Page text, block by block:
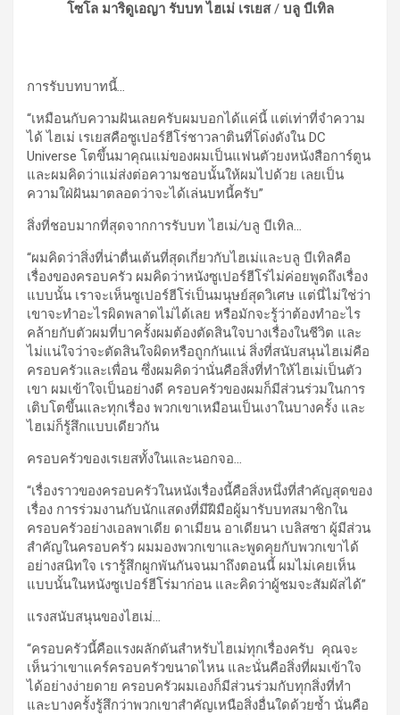
โซโล มาริดูเอญา รับบท ไฮเม่ เรเยส/บลู บีเทิล
การรับบทบาทนี้…
“เหมือนกับความฝันเลยครับผมบอกได้แค่นี้ แต่เท่าที่จำความ
ได้ ไฮเม่ เรเยสคือซูเปอร์ฮีโร่ชาวลาตินที่โด่งดังใน DC
Universe โตขึ้นมาคุณแม่ของผมเป็นแฟนตัวยงหนังสือการ์ตูน
และผมคิดว่าแม่ส่งต่อความชอบนั้นให้ผมไปด้วย เลยเป็น
ความใฝ่ฝันมาตลอดว่าจะได้เล่นบทนี้ครับ”
สิ่งที่ชอบมากที่สุดจากการรับบท ไฮเม่/บลู บีเทิล…
“ผมคิดว่าสิ่งที่น่าตื่นเต้นที่สุดเกี่ยวกับไฮเม่และบลู บีเทิลคือ
เรื่องของครอบครัว ผมคิดว่าหนังซูเปอร์ฮีโร่ไม่ค่อยพูดถึงเรื่อง
แบบนั้น เราจะเห็นซูเปอร์ฮีโร่เป็นมนุษย์สุดวิเศษ แต่นี่ไม่ใช่ว่า
เขาจะทำอะไรผิดพลาดไม่ได้เลย หรือมักจะรู้ว่าต้องทำอะไร
คล้ายกับตัวผมที่บาครั้งผมต้องตัดสินใจบางเรื่องในชีวิต และ
ไม่แน่ใจว่าจะตัดสินใจผิดหรือถูกกันแน่ สิ่งที่สนับสนุนไฮเม่คือ
ครอบครัวและเพื่อน ซึ่งผมคิดว่านั่นคือสิ่งที่ทำให้ไฮเม่เป็นตัว
เขา ผมเข้าใจเป็นอย่างดี ครอบครัวของผมก็มีส่วนร่วมในการ
เติบโตขึ้นและทุกเรื่อง พวกเขาเหมือนเป็นเงาในบางครั้ง และ
ไฮเม่ก็รู้สึกแบบเดียวกัน
ครอบครัวของเรเยสทั้งในและนอกจอ…
“เรื่องราวของครอบครัวในหนังเรื่องนี้คือสิ่งหนึ่งที่สำคัญสุดของ
เรื่อง การร่วมงานกับนักแสดงที่มีฝีมือผู้มารับบทสมาชิกใน
ครอบครัวอย่างเอลพาเดีย ดาเมียน อาเดียนา เบลิสซา ผู้มีส่วน
สำคัญในครอบครัว ผมมองพวกเขาและพูดคุยกับพวกเขาได้
อย่างสนิทใจ เรารู้สึกผูกพันกันจนมาถึงตอนนี้ ผมไม่เคยเห็น
แบบนั้นในหนังซูเปอร์ฮีโร่มาก่อน และคิดว่าผู้ชมจะสัมผัสได้”
แรงสนับสนุนของไฮเม่…
“ครอบครัวนี้คือแรงผลักดันสำหรับไฮเม่ทุกเรื่องครับ คุณจะ
เห็นว่าเขาแคร์ครอบครัวขนาดไหน และนั่นคือสิ่งที่ผมเข้าใจ
ได้อย่างง่ายดาย ครอบครัวผมเองก็มีส่วนร่วมกับทุกสิ่งที่ทำ
และบางครั้งรู้สึกว่าพวกเขาสำคัญเหนือสิ่งอื่นใดด้วยซ้ำ นั่นคือ